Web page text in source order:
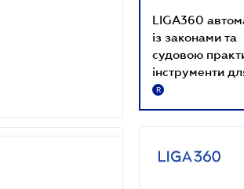
LIGA360
із законами та
судовою
інструменти
R